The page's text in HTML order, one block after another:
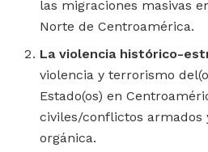
las migraciones masivas
Norte de Centroamérica.
La violencia histórico-
violencia y terrorismo
Estado(os) en
civiles/conflictos armados
orgánica.